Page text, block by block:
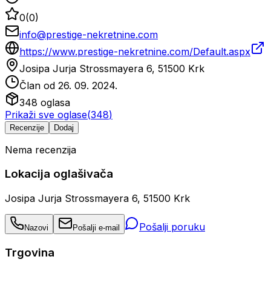
0(0)
info@prestige-nekretnine.com
https://www.prestige-nekretnine.com/Default.aspx
Josipa Jurja Strossmayera 6, 51500 Krk
Član od 26. 09. 2024.
348 oglasa
Prikaži sve oglase(348)
Recenzije Dodaj
Nema recenzija
Lokacija oglašivača
Josipa Jurja Strossmayera 6, 51500 Krk
Nazovi Pošalji e-mail Pošalji poruku
Trgovina